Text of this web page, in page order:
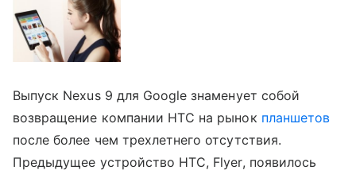
Выпуск Nexus 9 для Google знаменует собой
возвращение компании HTC на рынок планшетов
после более чем трехлетнего отсутствия.
Предыдущее устройство HTC, Flyer, появилось